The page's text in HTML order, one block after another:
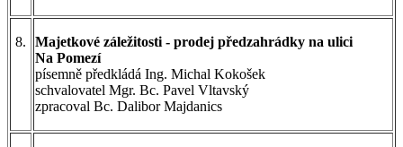
8.
Majetkové záležitosti - prodej předzahrádky na ulici
Na Pomezí
písemně předkládá Ing. Michal Kokošek
schvalovatel Mgr. Bc. Pavel Vltavský
zpracoval Bc. Dalibor Majdanics